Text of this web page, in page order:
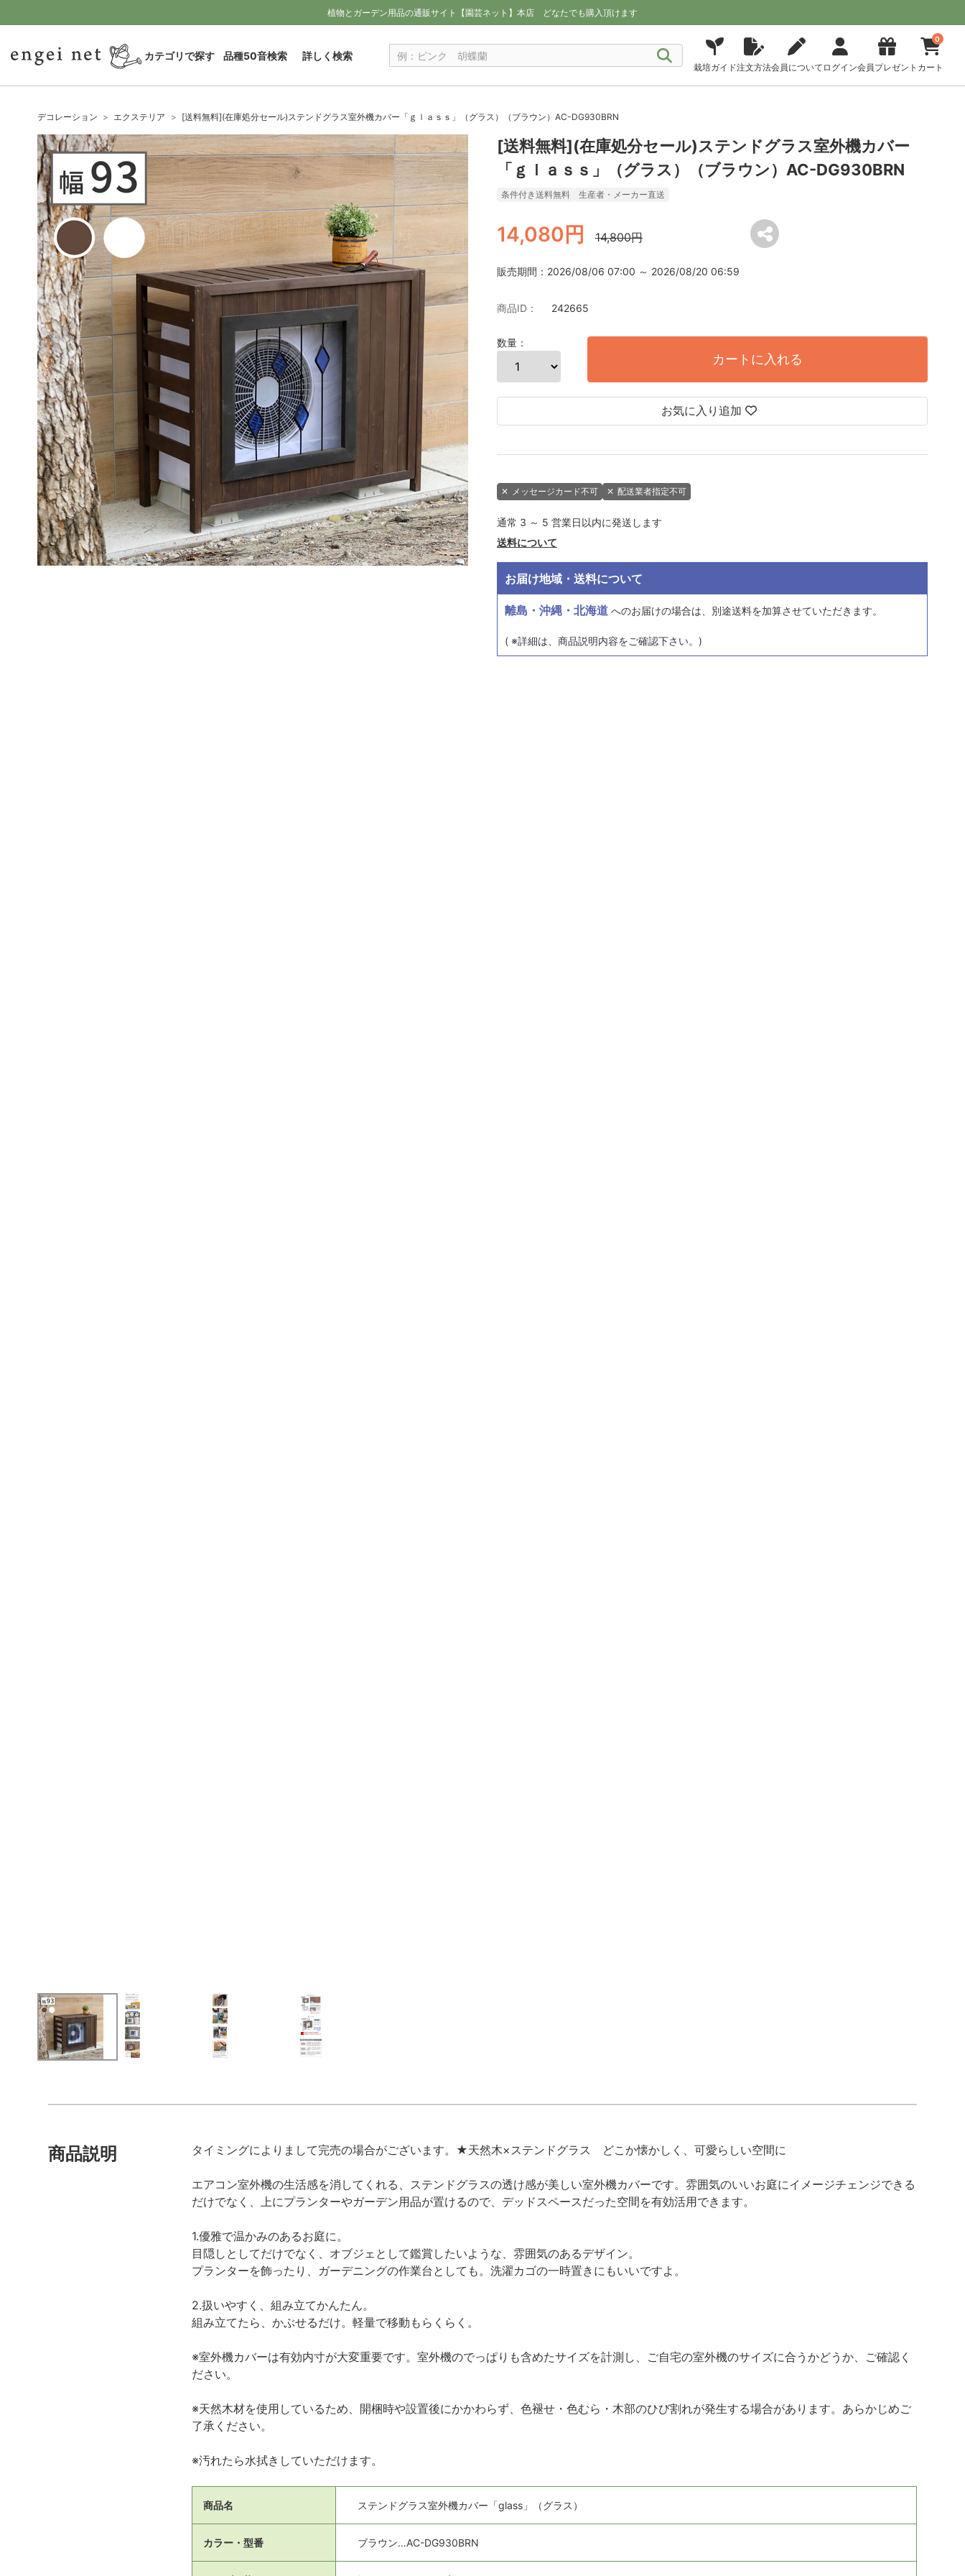
植物とガーデン用品の通販サイト【園芸ネット】本店 どなたでも購入頂けます
カテゴリで探す 品種50音検索 詳しく検索
栽培ガイド注文方法会員について ログイン会員プレゼント
0
カート
デコレーション エクステリア [送料無料](在庫処分セール)ステンドグラス室外機カバー「ｇｌａｓｓ」（グラス）（ブラウン）AC-DG930BRN
[送料無料](在庫処分セール)ステンドグラス室外機カバー
「ｇｌａｓｓ」（グラス）（ブラウン）AC-DG930BRN
条件付き送料無料 生産者・メーカー直送
14,080円 14,800円
販売期間：2026/08/06 07:00 ～ 2026/08/20 06:59
商品ID： 242665
数量：
カートに入れる
お気に入り追加
✕ メッセージカード不可 ✕ 配送業者指定不可
通常 3 ～ 5 営業日以内に発送します
送料について
お届け地域・送料について
離島・沖縄・北海道 へのお届けの場合は、 別途送料を加算させていただきます。
( ※詳細は、商品説明内容をご確認下さい。)
商品説明 タイミングによりまして完売の場合がございます。★天然木×ステンドグラス どこか懐かしく、可愛らしい空間に
エアコン室外機の生活感を消してくれる、ステンドグラスの透け感が美しい室外機カバーです。雰囲気のいいお庭にイメージチェンジできる
だけでなく、上にプランターやガーデン用品が置けるので、デッドスペースだった空間を有効活用できます。
1.優雅で温かみのあるお庭に。
目隠しとしてだけでなく、オブジェとして鑑賞したいような、雰囲気のあるデザイン。
プランターを飾ったり、ガーデニングの作業台としても。洗濯カゴの一時置きにもいいですよ。
2.扱いやすく、組み立てかんたん。
組み立てたら、かぶせるだけ。軽量で移動もらくらく。
※室外機カバーは有効内寸が大変重要です。室外機のでっぱりも含めたサイズを計測し、ご自宅の室外機のサイズに合うかどうか、ご確認く
ださい。
※天然木材を使用しているため、開梱時や設置後にかかわらず、色褪せ・色むら・木部のひび割れが発生する場合があります。あらかじめご
了承ください。
※汚れたら水拭きしていただけます。
商品名 ステンドグラス室外機カバー「glass」（グラス）
カラー・型番 ブラウン…AC-DG930BRN